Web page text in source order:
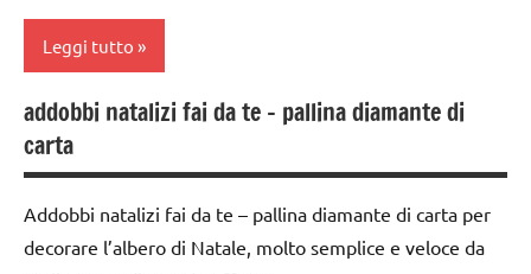
di links
TUTTI GLI
TUTTI GLI
6
anni
decorazioni
natalizie
DELL'ANNO
GUIDA
Leggi tutto
albero
di
Natale
carta
addobbi natalizi fai da te – pallina diamante di
carta
Addobbi natalizi fai da te – pallina diamante di carta per
decorare l’albero di Natale, molto semplice e veloce da